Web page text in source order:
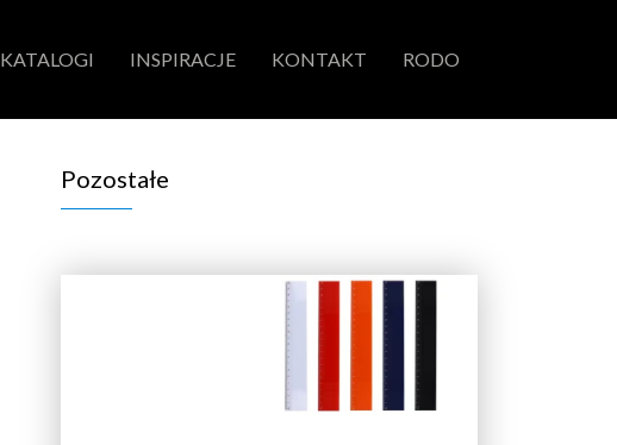
KATALOGI INSPIRACJE KONTAKT RODO
Pozostałe